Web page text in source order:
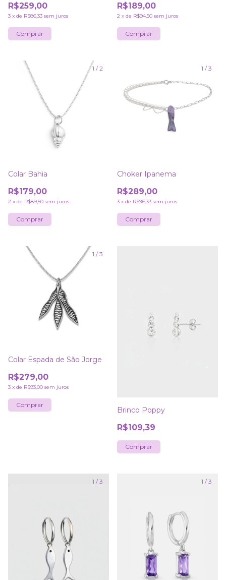
R$259,00
3 x de R$86,33 sem juros
R$189,00
2 x de R$94,50 sem juros
1 /2
Colar Bahia
R$179,00
2 x de R$89,50 sem juros
1 /3
Choker Ipanema
R$289,00
3 x de R$96,33 sem juros
1 /3
Colar Espada de São Jorge
R$279,00
3 x de R$93,00 sem juros
Brinco Poppy
R$109,39
1 /3 1 /3